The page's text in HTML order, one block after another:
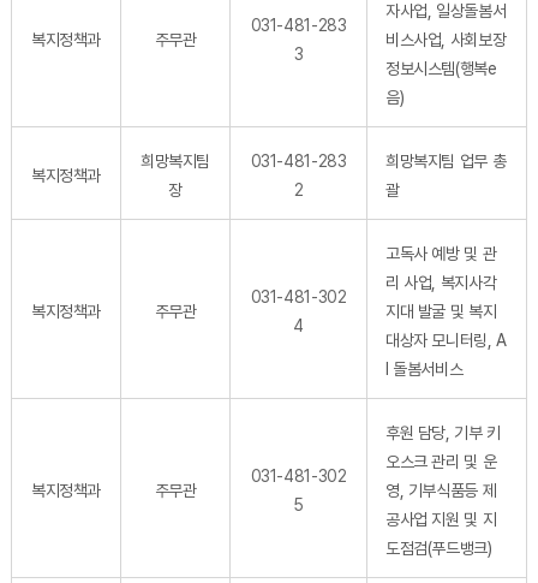
복지정책과 주무관
031-481-283
3
자사업, 일상돌봄서
비스사업, 사회보장
정보시스템(행복e
음)
복지정책과
희망복지팀
장
031-481-283
2
희망복지팀 업무 총
괄
복지정책과 주무관
031-481-302
4
고독사 예방 및 관
리 사업, 복지사각
지대 발굴 및 복지
대상자 모니터링, A
I 돌봄서비스
복지정책과 주무관
031-481-302
5
후원 담당, 기부 키
오스크 관리 및 운
영, 기부식품등 제
공사업 지원 및 지
도점검(푸드뱅크)